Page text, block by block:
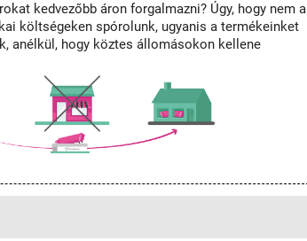
kedvezőbb áron forgalmazni? Úgy, hogy nem a
költségeken spórolunk, ugyanis a termékeinket
anélkül, hogy köztes állomásokon kellene